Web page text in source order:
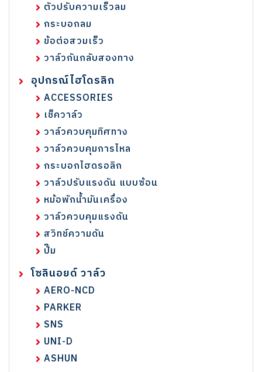
ตัวปรับความเร็วลม
กระบอกลม
ข้อต่อสวมเร็ว
วาล์วกันกลับสองทาง
อุปกรณ์ไฮโดรลิก
ACCESSORIES
เช็ควาล์ว
วาล์วควบคุมทิศทาง
วาล์วควบคุมการไหล
กระบอกไฮดรอลิก
วาล์วปรับแรงดัน แบบซ้อน
หม้อพักน้ำมันเครื่อง
วาล์วควบคุมแรงดัน
สวิทช์ความดัน
ปั๊ม
โซลินอยด์ วาล์ว
AERO-NCD
PARKER
SNS
UNI-D
ASHUN